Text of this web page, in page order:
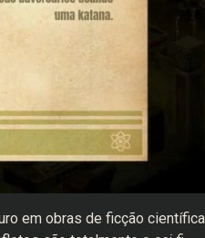
em obras de ficção científica